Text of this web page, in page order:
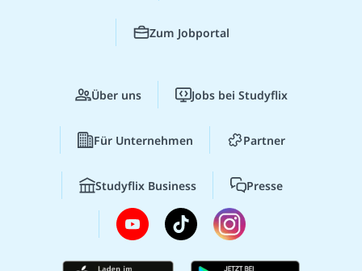
Zum Jobportal
Über uns Jobs bei Studyflix
Für Unternehmen Partner
Studyflix Business Presse